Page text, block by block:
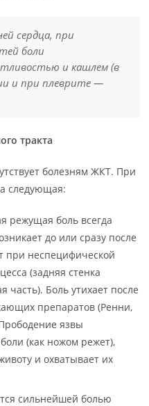
сердца, при
боли
и кашлем (в
и при плеврите —
тракта
болезням ЖКТ. При
следующая:
режущая боль всегда
до или сразу после
при неспецифической
(задняя стенка
часть). Боль утихает после
препаратов (Ренни,
язвы
(как ножом режет),
и охватывает их
сильнейшей болью